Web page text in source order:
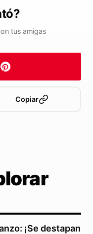
tus amigas
Copiar
¡Se destapan